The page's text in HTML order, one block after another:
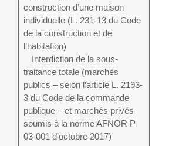
construction d’une maison
individuelle (L. 231-13 du Code
de la construction et de
l’habitation)
Interdiction de la sous-
traitance totale (marchés
publics – selon l’article L. 2193-
3 du Code de la commande
publique – et marchés privés
soumis à la norme AFNOR P
03-001 d’octobre 2017)